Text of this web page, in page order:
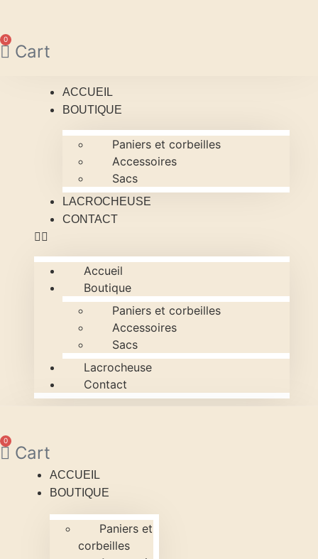
contenu
0
Cart
ACCUEIL
BOUTIQUE
Paniers et corbeilles
Accessoires
Sacs
LACROCHEUSE
CONTACT
Accueil
Boutique
Paniers et corbeilles
Accessoires
Sacs
Lacrocheuse
Contact
0
Cart
ACCUEIL
BOUTIQUE
Paniers et
corbeilles